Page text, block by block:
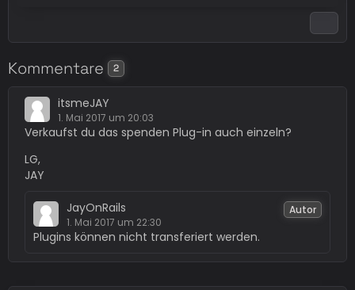
Kommentare 2
itsmeJAY
1. Mai 2017 um 20:03
Verkaufst du das spenden Plug-in auch einzeln?
LG,
JAY
JayOnRails
1. Mai 2017 um 22:30
Autor
Plugins können nicht transferiert werden.